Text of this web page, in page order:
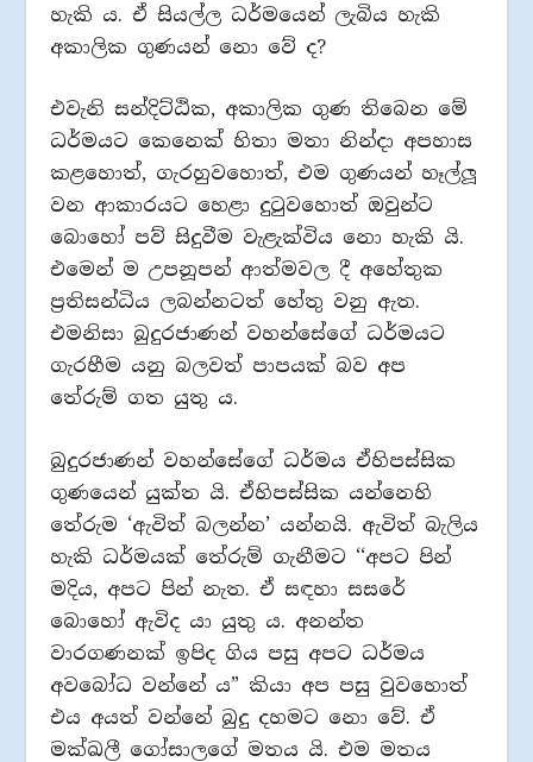
හැකි ය. ඒ සියල්ල ධර්මයෙන් ලැබිය හැකි
අකාලික ගුණයන් නො වේ ද?
එවැනි සන්දිට්ඨික, අකාලික ගුණ තිබෙන මේ
ධර්මයට කෙනෙක් හිතා මතා නින්දා අපහාස
කළහොත්, ගැරහුවහොත්, එම ගුණයන් හෑල්ලූ
වන ආකාරයට හෙළා දුටුවහොත් ඔවුන්ට
බොහෝ පව් සිදුවීම වැළැක්විය නො හැකි යි.
එමෙන් ම උපනූපන් ආත්මවල දී අහේතුක
ප‍්‍රතිසන්ධිය ලබන්නටත් හේතු වනු ඇත.
එමනිසා බුදුරජාණන් වහන්සේගේ ධර්මයට
ගැරහීම යනු බලවත් පාපයක් බව අප
තේරුම් ගත යුතු ය.
බුදුරජාණන් වහන්සේගේ ධර්මය ඒහිපස්සික
ගුණයෙන් යුක්ත යි. ඒහිපස්සික යන්නෙහි
තේරුම ‘ඇවිත් බලන්න’ යන්නයි. ඇවිත් බැලිය
හැකි ධර්මයක් තේරුම් ගැනීමට ‘‘අපට පින්
මදිය, අපට පින් නැත. ඒ සඳහා සසරේ
බොහෝ ඇවිද යා යුතු ය. අනන්ත
වාරගණනක් ඉපිද ගිය පසු අපට ධර්මය
අවබෝධ වන්නේ ය” කියා අප පසු වුවහොත්
එය අයත් වන්නේ බුදු දහමට නො වේ. ඒ
මක්ඛලී ගෝසාලගේ මතය යි. එම මතය